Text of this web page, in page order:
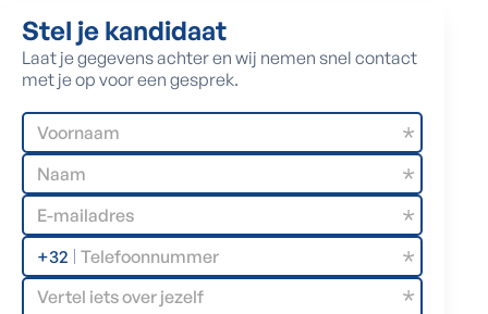
Stel je kandidaat
Laat je gegevens achter en wij nemen snel contact
met je op voor een gesprek.
+32